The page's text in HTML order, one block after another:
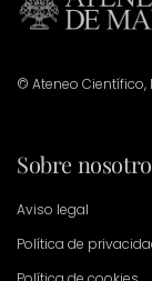
© Ateneo Científico,
Sobre
Aviso legal
Política de